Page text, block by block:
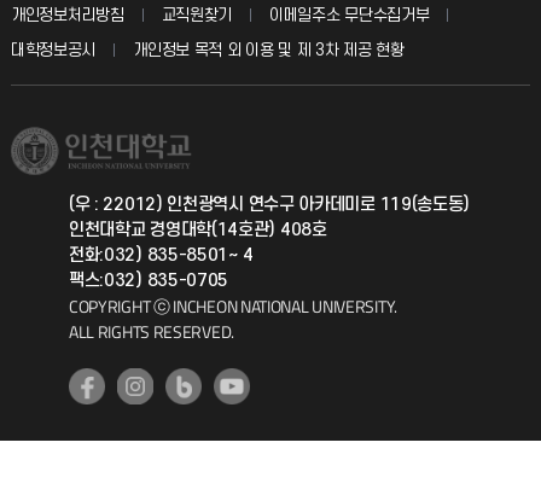
입학안내
취업정보(학생)
칭찬마당
학생서비스 지킴이
총동문회
교육혁신본부
국제지원과
공자아카데미
기초교육원
개인정보처리방침 교직원찾기
이메일주소 무단수집거부
대학정보공시
개인정보 목적 외 이용 및 제 3차 제공 현황
(우 : 22012) 인천광역시 연수구 아카데미로 119(송도동)
인천대학교 경영대학(14호관) 408호
전화:032) 835-8501~ 4
팩스:032) 835-0705
COPYRIGHT ⓒ INCHEON NATIONAL UNIVERSITY.
ALL RIGHTS RESERVED.